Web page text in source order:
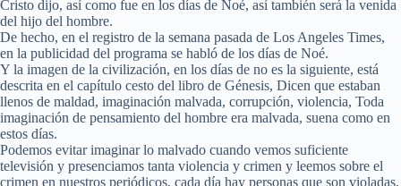
Cristo dijo, así como fue en los días de Noé, así también será la venida
del hijo del hombre.
De hecho, en el registro de la semana pasada de Los Angeles Times,
en la publicidad del programa se habló de los días de Noé.
Y la imagen de la civilización, en los días de no es la siguiente, está
descrita en el capítulo cesto del libro de Génesis, Dicen que estaban
llenos de maldad, imaginación malvada, corrupción, violencia, Toda
imaginación de pensamiento del hombre era malvada, suena como en
estos días.
Podemos evitar imaginar lo malvado cuando vemos suficiente
televisión y presenciamos tanta violencia y crimen y leemos sobre el
crimen en nuestros periódicos, cada día hay personas que son violadas,